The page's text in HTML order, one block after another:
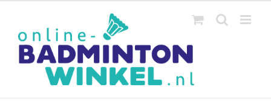
inhoud